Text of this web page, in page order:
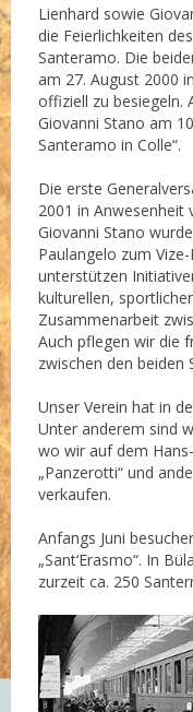
Lienhard sowie
die Feierlichkeiten
Santeramo. Die
am 27. August 2000
offiziell zu besiegeln.
Giovanni Stano am
Santeramo in Colle“.
Die erste
2001 in Anwesenheit
Giovanni Stano
Paulangelo zum
unterstützen
kulturellen,
Zusammenarbeit
Auch pflegen wir die
zwischen den beiden
Unser Verein hat in
Unter anderem sind
wo wir auf dem
„Panzerotti“ und
verkaufen.
Anfangs Juni
„Sant‘Erasmo“. In
zurzeit ca. 250